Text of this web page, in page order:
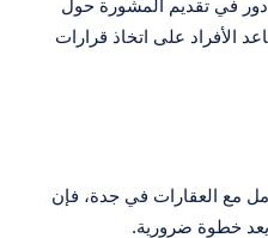
في تقديم المشورة حول
الأفراد على اتخاذ قرارات
مع العقارات في جدة، فإن
خطوة ضرورية.